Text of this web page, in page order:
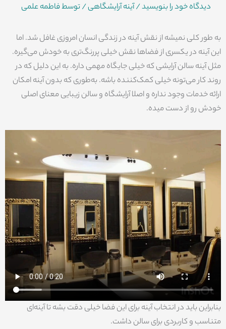
دیدگاه‌ خود را بنویسید/آینه آرایشگاهی/ توسطفاطمه علمی
به طور کلی نمیشه از نقش آینه در زندگی انسان امروزی غافل شد. اما
این آینه در یکسری از فضاها نقش خیلی پررنگ‌تری به خودش می‌گیره.
مثل آینه سالن آرایشی که خیلی جایگاه مهمی داره. به این دلیل که در
روند کار می‌تونه خیلی کمک‌کننده باشه. به‌طوری که بدون آینه امکان
ارائه خدمات وجود نداره و اصلا آرایشگاه و سالن زیبایی معنای اصلی
خودش رو از دست میده.
بنابراین باید در انتخاب آینه برای این فضا خیلی دقت بشه تا آینه‌ای
متناسب و کاربردی برای سالن داشت.